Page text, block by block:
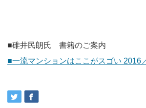
■碓井民朗氏 書籍のご案内
■一流マンションはここがスゴい 2016